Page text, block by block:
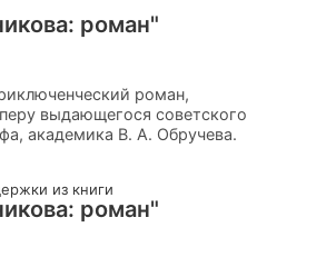
роман"
роман,
выдающегося советского
академика В. А. Обручева.
из книги
роман"